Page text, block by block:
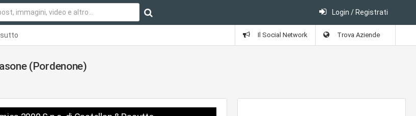
Login / Registrati
Il Social Network Trova Aziende
(Pordenone)